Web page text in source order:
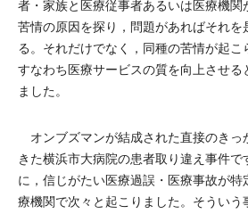
者・家族と医療従事者あるいは医療機関
苦情の原因を探り，問題があればそれを
る。それだけでなく，同種の苦情が起こ
すなわち医療サービスの質を向上させる
ました。
オンブズマンが結成された直接のきっ
きた横浜市大病院の患者取り違え事件で
に，信じがたい医療過誤・医療事故が
療機関で次々と起こりました。そうい